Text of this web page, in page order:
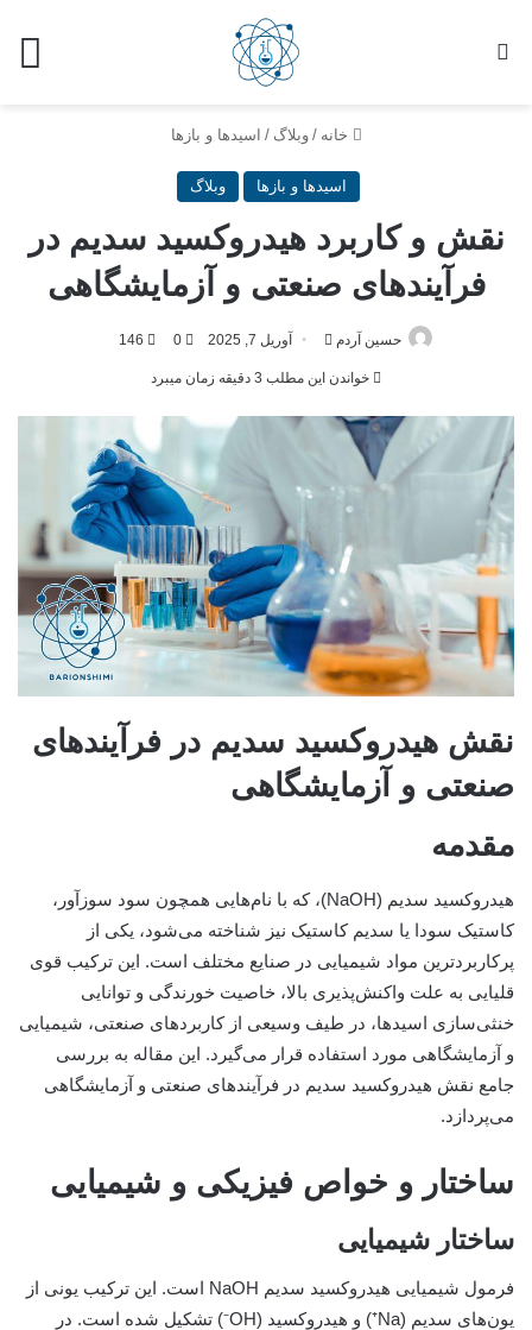
خانه / وبلاگ / اسیدها و بازها
اسیدها و بازها وبلاگ
نقش و کاربرد هیدروکسید سدیم در
فرآیندهای صنعتی و آزمایشگاهی
حسین آردم آوریل 7, 2025 0
146
خواندن این مطلب 3 دقیقه زمان میبرد
نقش هیدروکسید سدیم در فرآیندهای
صنعتی و آزمایشگاهی
مقدمه
هیدروکسید سدیم (NaOH)، که با نام‌هایی همچون سود سوزآور،
کاستیک سودا یا سدیم کاستیک نیز شناخته می‌شود، یکی از
پرکاربردترین مواد شیمیایی در صنایع مختلف است. این ترکیب قوی
قلیایی به علت واکنش‌پذیری بالا، خاصیت خورندگی و توانایی
خنثی‌سازی اسیدها، در طیف وسیعی از کاربردهای صنعتی، شیمیایی
و آزمایشگاهی مورد استفاده قرار می‌گیرد. این مقاله به بررسی
جامع نقش هیدروکسید سدیم در فرآیندهای صنعتی و آزمایشگاهی
می‌پردازد.
ساختار و خواص فیزیکی و شیمیایی
ساختار شیمیایی
فرمول شیمیایی هیدروکسید سدیم NaOH است. این ترکیب یونی از
یون‌های سدیم (Na⁺) و هیدروکسید (OH⁻) تشکیل شده است. در